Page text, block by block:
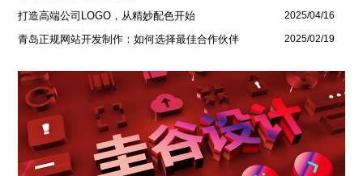
打造高端公司LOGO，从精妙配色开始 2025/04/16
青岛正规网站开发制作：如何选择最佳合作伙伴 2025/02/19